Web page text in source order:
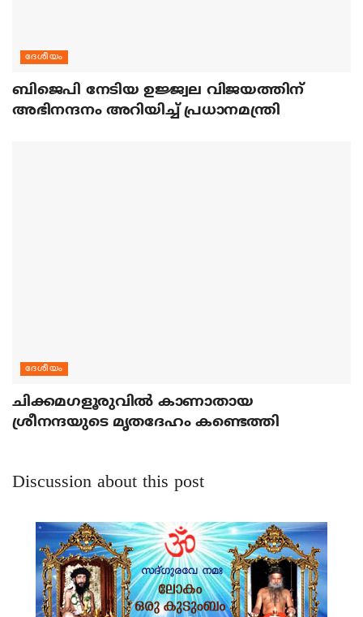
ദേശീയം
ബിജെപി നേടിയ ഉജ്ജ്വല വിജയത്തിന്
അഭിനന്ദനം അറിയിച്ച് പ്രധാനമന്ത്രി
ദേശീയം
ചിക്കമഗളൂരുവില്‍ കാണാതായ
ശ്രീനന്ദയുടെ മൃതദേഹം കണ്ടെത്തി
Discussion about this post